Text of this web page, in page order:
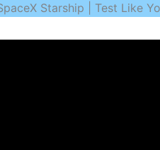
Starship | Test Like